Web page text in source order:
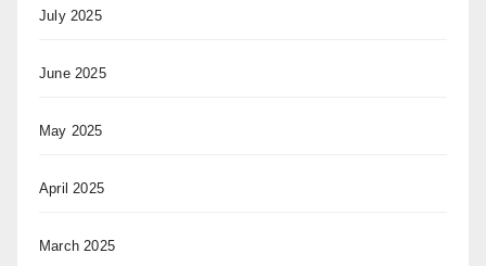
July 2025
June 2025
May 2025
April 2025
March 2025